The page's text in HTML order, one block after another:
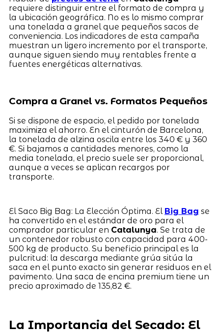
requiere distinguir entre el formato de compra y
la ubicación geográfica. No es lo mismo comprar
una tonelada a granel que pequeños sacos de
conveniencia. Los indicadores de esta campaña
muestran un ligero incremento por el transporte,
aunque siguen siendo muy rentables frente a
fuentes energéticas alternativas.
Compra a Granel vs. Formatos Pequeños
Si se dispone de espacio, el pedido por tonelada
maximiza el ahorro. En el cinturón de Barcelona,
la tonelada de alzina oscila entre los 340 € y 360
€. Si bajamos a cantidades menores, como la
media tonelada, el precio suele ser proporcional,
aunque a veces se aplican recargos por
transporte.
El Saco Big Bag: La Elección Óptima. El Big Bag se
ha convertido en el estándar de oro para el
comprador particular en Catalunya. Se trata de
un contenedor robusto con capacidad para 400-
500 kg de producto. Su beneficio principal es la
pulcritud: la descarga mediante grúa sitúa la
saca en el punto exacto sin generar residuos en el
pavimento. Una saca de encina premium tiene un
precio aproximado de 135,82 €.
La Importancia del Secado: El